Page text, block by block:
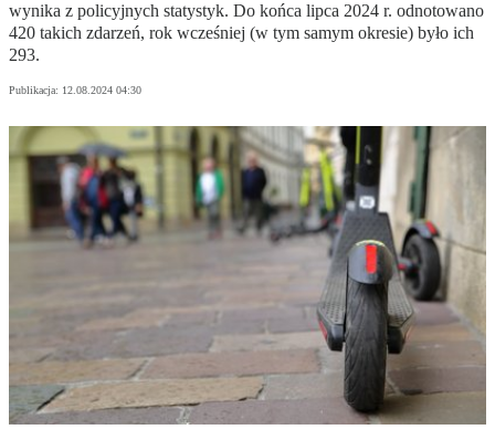
wynika z policyjnych statystyk. Do końca lipca 2024 r. odnotowano
420 takich zdarzeń, rok wcześniej (w tym samym okresie) było ich
293.
Publikacja: 12.08.2024 04:30